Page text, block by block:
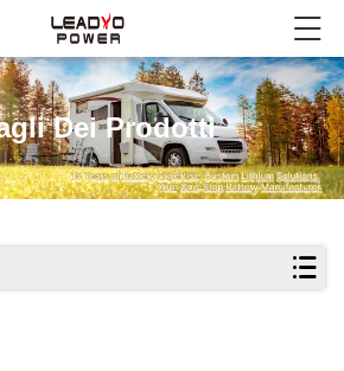
Dei Prodotti